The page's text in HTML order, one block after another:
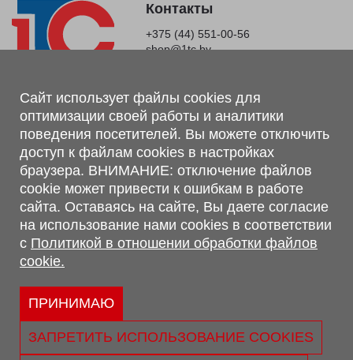
Контакты
+375 (44) 551-00-56
shop@1tc.by
Магазин, склад
г. Минск, Минский р-н, п. Привольный, ул. Мира, 20А,
223062
г. Брест, ул. Лейтенанта Рябцева, 108 В, 224701
Обращаем Ваше внимание, что вся предоставленная на сайте
информация, касающаяся комплектаций, технических
характеристик, цветовых сочетаний, а также стоимости и
сервисного обслуживания носит информационный характер и
не является публичной офертой, определяемой п.2 ст.407
Гражданского кодекса Республики Беларусь.
Политика обработки персональных данных
Политикой в отношении обработки файлов cookie.
Сайт использует файлы cookies для
оптимизации своей работы и аналитики
поведения посетителей. Вы можете отключить
доступ к файлам cookies в настройках
браузера. ВНИМАНИЕ: отключение файлов
cookie может привести к ошибкам в работе
сайта. Оставаясь на сайте, Вы даете согласие
на использование нами cookies в соответствии
с Политикой в отношении обработки файлов
cookie.
ПРИНИМАЮ
ЗАПРЕТИТЬ ИСПОЛЬЗОВАНИЕ COOKIES